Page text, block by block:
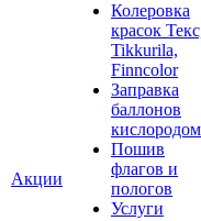
Акции
Колеровка
красок
Tikkurila,
Finncolor
Заправка
баллонов
кислородом
Пошив
флагов и
пологов
Услуги